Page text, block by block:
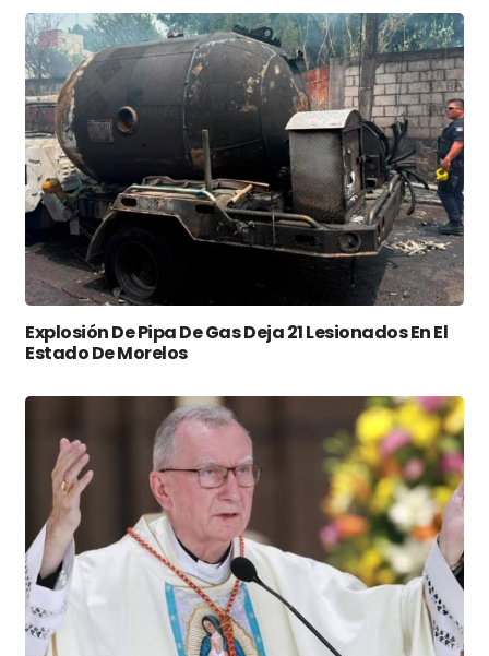
Explosión De Pipa De Gas Deja 21 Lesionados En El
Estado De Morelos